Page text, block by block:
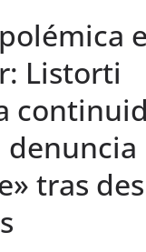
Listorti
denuncia
tras